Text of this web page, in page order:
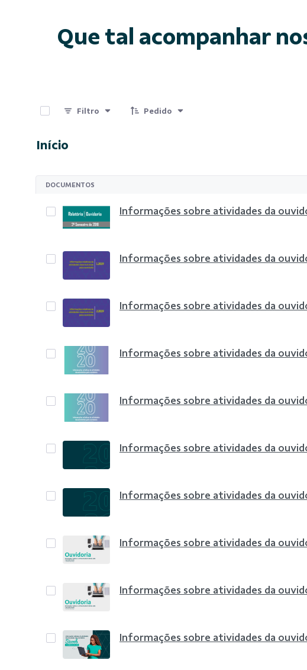
Que tal acompanhar
Filtro Pedido
Início
DOCUMENTOS
Informações sobre atividades da
Informações sobre atividades da
Informações sobre atividades da
Informações sobre atividades da
Informações sobre atividades da
Informações sobre atividades da
Informações sobre atividades da
Informações sobre atividades da
Informações sobre atividades da
Informações sobre atividades da